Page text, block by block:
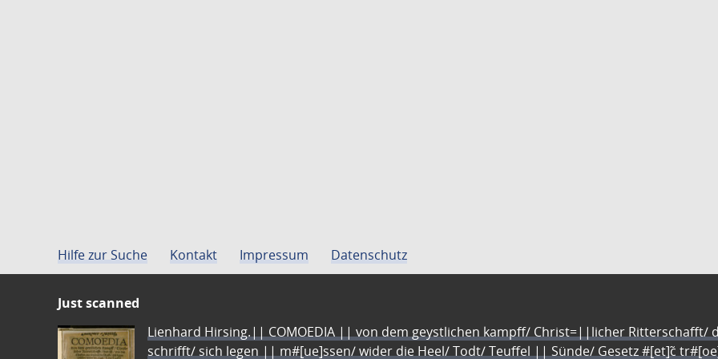
Hilfe zur Suche Kontakt Impressum Datenschutz
Just scanned
Lienhard Hirsing.|| COMOEDIA || von dem geystlichen kampff/ Christ=||licher Ritterschafft/
schrifft/ sich legen || m#[ue]ssen/ wider die Heel/ Todt/ Teuffel || Sünde/ Gesetz #[et]c̃